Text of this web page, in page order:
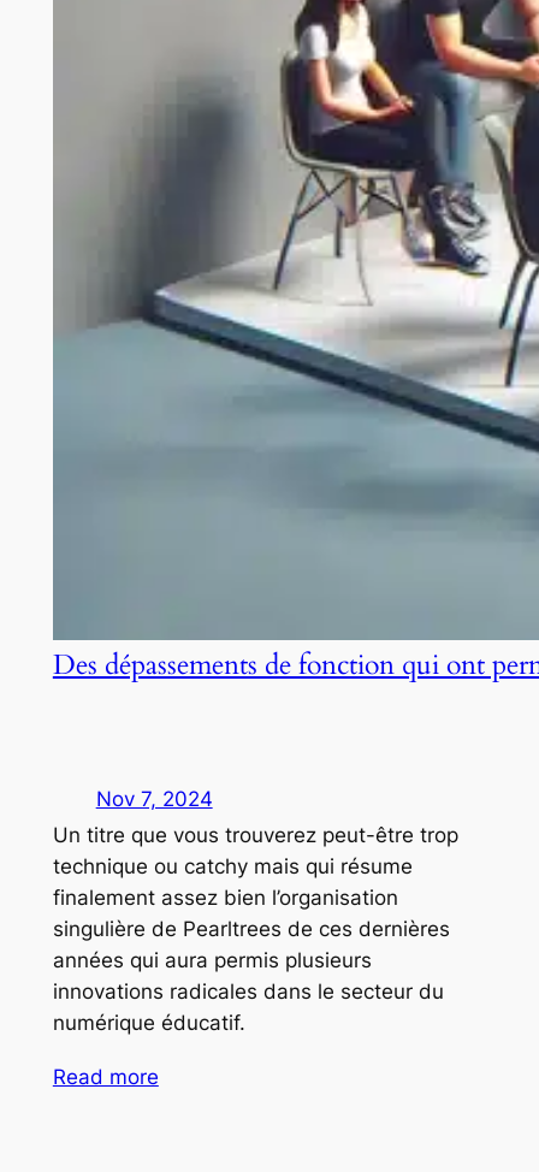
Des dépassements de fonction qui ont
Nov 7, 2024
Un titre que vous trouverez peut-être trop
technique ou catchy mais qui résume
finalement assez bien l’organisation
singulière de Pearltrees de ces dernières
années qui aura permis plusieurs
innovations radicales dans le secteur du
numérique éducatif.
Read more